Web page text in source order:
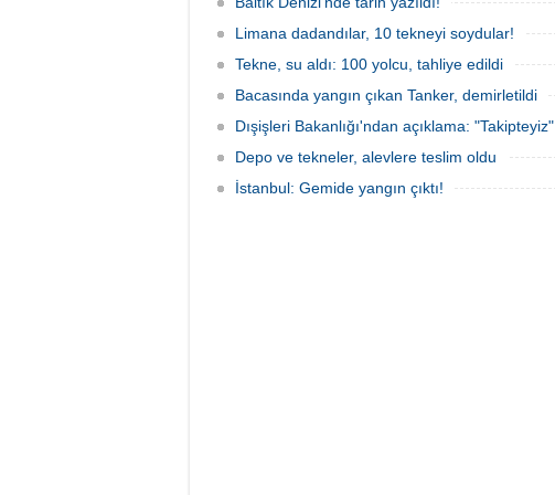
Limana dadandılar, 10 tekneyi soydular!
Tekne, su aldı: 100 yolcu, tahliye edildi
Bacasında yangın çıkan Tanker, demirletildi
Dışişleri Bakanlığı'ndan açıklama: "Takipteyiz"
Depo ve tekneler, alevlere teslim oldu
İstanbul: Gemide yangın çıktı!